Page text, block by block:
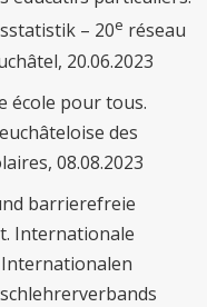
– 20e réseau
20.06.2023
école pour tous.
des
08.08.2023
barrierefreie
Internationale